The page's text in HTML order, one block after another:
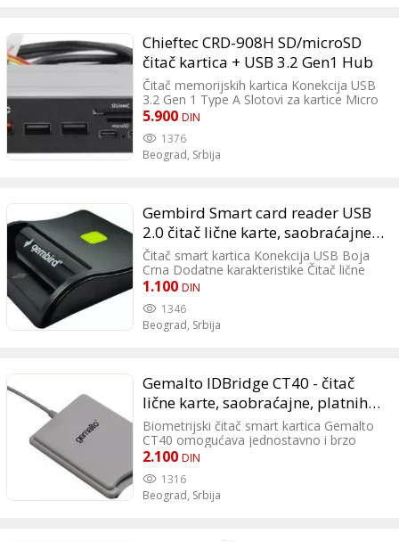
Chieftec CRD-908H SD/microSD
čitač kartica + USB 3.2 Gen1 Hub
Čitač memorijskih kartica Konekcija USB
3.2 Gen 1 Type A Slotovi za kartice Micro
SD Podržani formati SDHC Boja Crna
bay Dimenzija 135.2x102x25.3mm Težina
294gr
5.900 DIN
1376
Beograd, Srbija
Gembird Smart card reader USB
2.0 čitač lične karte, saobraćajne,
platnih kartica, sertifikata
Čitač smart kartica Konekcija USB Boja
Crna Dodatne karakteristike Čitač lične
karte, saobraćajne, platnih kartica,
1.100 DIN
1346
Beograd, Srbija
Gemalto IDBridge CT40 - čitač
lične karte, saobraćajne, platnih
kartica
Biometrijski čitač smart kartica Gemalto
CT40 omogućava jednostavno i brzo
očitavanje vaših bankovnih kartica,
kartica koje poseduju smart čip.
Kompaktan i jednostavan dizajn krase
2.100 DIN
1316
Beograd, Srbija